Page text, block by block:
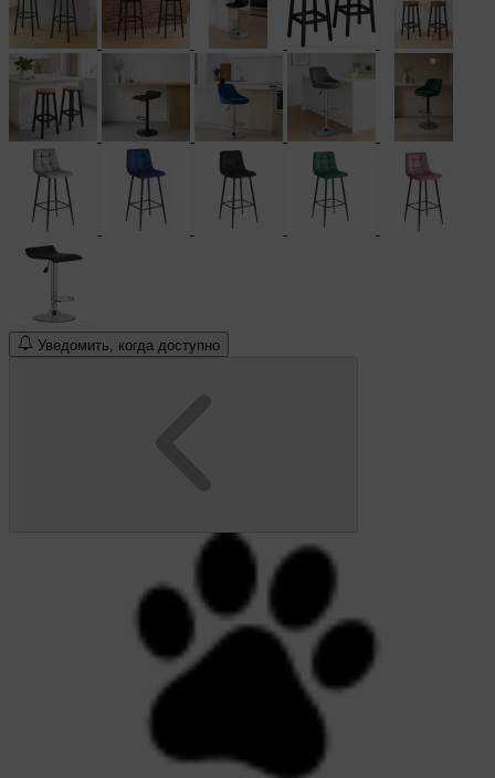
Уведомить, когда доступно